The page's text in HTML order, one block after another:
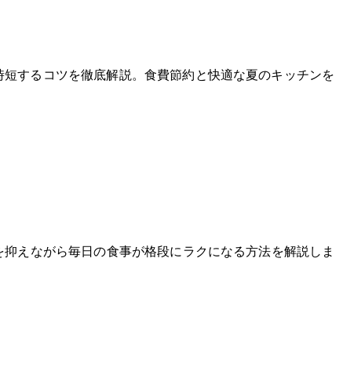
するコツを徹底解説。食費節約と快適な夏のキッチンを
えながら毎日の食事が格段にラクになる方法を解説しま